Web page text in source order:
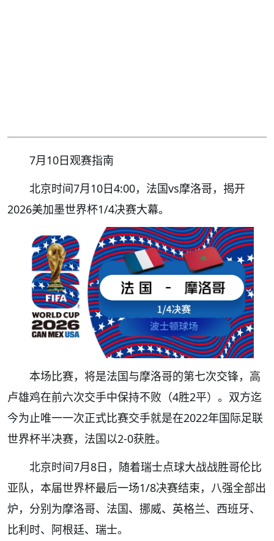
7月10日观赛指南
北京时间7月10日4:00，法国vs摩洛哥，揭开
2026美加墨世界杯1/4决赛大幕。
本场比赛，将是法国与摩洛哥的第七次交锋，高
卢雄鸡在前六次交手中保持不败（4胜2平）。双方迄
今为止唯一一次正式比赛交手就是在2022年国际足联
世界杯半决赛，法国以2-0获胜。
北京时间7月8日，随着瑞士点球大战战胜哥伦比
亚队，本届世界杯最后一场1/8决赛结束，八强全部出
炉，分别为摩洛哥、法国、挪威、英格兰、西班牙、
比利时、阿根廷、瑞士。